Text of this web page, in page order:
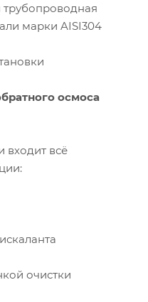
марки AISI304
осмоса
входит всё
очистки